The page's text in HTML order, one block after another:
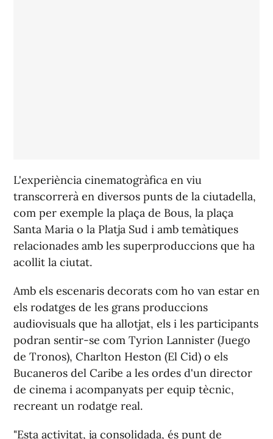
L'experiència cinematogràfica en viu
transcorrerà en diversos punts de la ciutadella,
com per exemple la plaça de Bous, la plaça
Santa Maria o la Platja Sud i amb temàtiques
relacionades amb les superproduccions que ha
acollit la ciutat.
Amb els escenaris decorats com ho van estar en
els rodatges de les grans produccions
audiovisuals que ha allotjat, els i les participants
podran sentir-se com Tyrion Lannister (Juego
de Tronos), Charlton Heston (El Cid) o els
Bucaneros del Caribe a les ordes d'un director
de cinema i acompanyats per equip tècnic,
recreant un rodatge real.
"Esta activitat, ja consolidada, és punt de